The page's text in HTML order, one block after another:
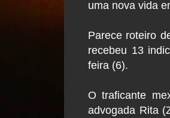
uma nova vida
Parece roteiro
recebeu 13
feira (6).
O traficante
advogada Rita